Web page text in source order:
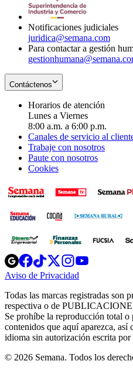
Notificaciones judiciales
juridica@semana.com
Para contactar a gestión
Contáctenos
Horarios de atención
Lunes a Viernes
8:00 a.m. a 6:00 p.m.
Canales de servicio al
Trabaje con nosotros
Paute con nosotros
Cookies
Opens
in
new
Opens
in
new
Opens
in
new
window
Opens
new
windowwindow
Aviso de Privacidad
new
window
Todas las marcas registradas son
respectiva o de
Se prohíbe la reproducción total o
contenidos que aquí aparezca,
idioma sin autorización escrita por
© 2026 Semana. Todos los